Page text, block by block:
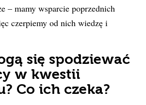
– mamy wsparcie poprzednich
czerpiemy od nich wiedzę i
się spodziewać
w kwestii
Co ich czeka?